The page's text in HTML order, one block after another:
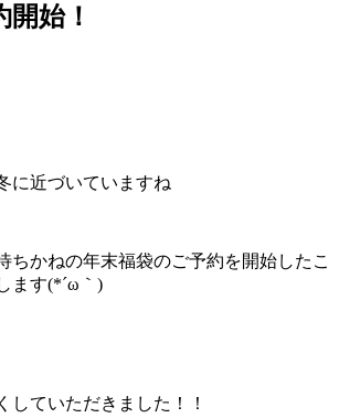
始！
に近づいていますね
ちかねの年末福袋のご予約を開始したこ
ます(*´ω｀)
していただきました！！